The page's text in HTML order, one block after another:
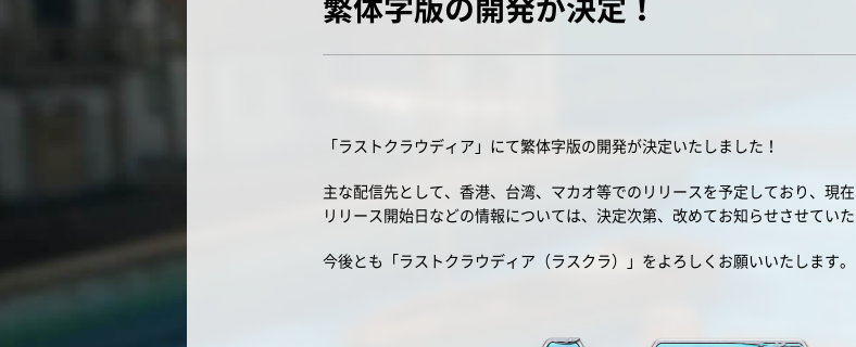
「ラストクラウディア」にて繁体字版の開発が決定いたしました！
主な配信先として、香港、台湾、マカオ等でのリリースを予定しており、現
リリース開始日などの情報については、決定次第、改めてお知らせさせていた
今後とも「ラストクラウディア（ラスクラ）」をよろしくお願いいたします。